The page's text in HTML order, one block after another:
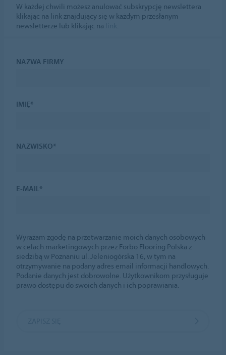
W każdej chwili możesz anulować subskrypcję newslettera
klikając na link znajdujący się w każdym przesłanym
newsletterze lub klikając na
NAZWA FIRMY
IMIĘ*
NAZWISKO*
E-MAIL*
Wyrażam zgodę na przetwarzanie moich danych osobowych
w celach marketingowych przez Forbo Flooring Polska z
siedzibą w Poznaniu ul. Jeleniogórska 16, w tym na
otrzymywanie na podany adres email informacji handlowych.
Podanie danych jest dobrowolne. Użytkownikom przysługuje
prawo dostępu do swoich danych i ich poprawiania.